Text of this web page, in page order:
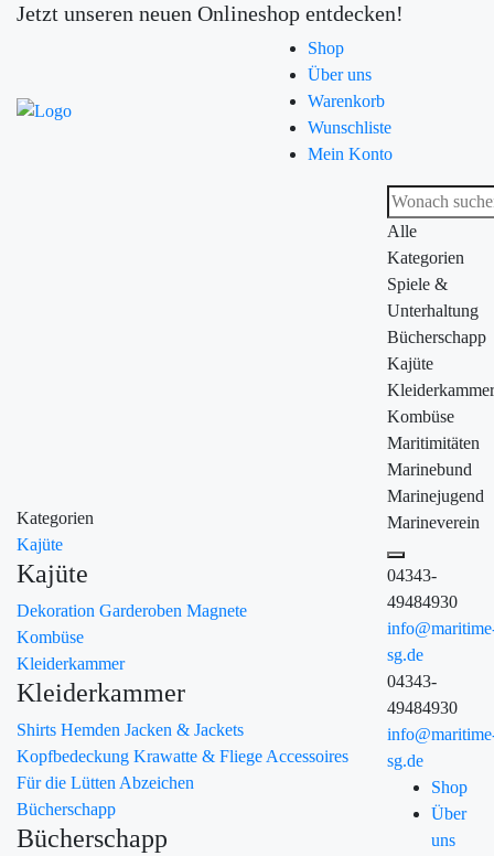
Jetzt unseren neuen Onlineshop entdecken!
Shop
Über uns
Warenkorb
Wunschliste
Mein Konto
Kategorien
Kajüte
Kajüte
Dekoration Garderoben Magnete
Kombüse
Kleiderkammer
Kleiderkammer
Shirts Hemden Jacken & Jackets
Kopfbedeckung Krawatte & Fliege Accessoires
Für die Lütten Abzeichen
Bücherschapp
Bücherschapp
Alle
Kategorien
Spiele &
Unterhaltung
Bücherschapp
Kajüte
Kleiderkammer
Kombüse
Maritimitäten
Marinebund
Marinejugend
Marineverein
04343-
49484930
sg.de
04343-
49484930
sg.de
Shop
Über
uns